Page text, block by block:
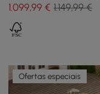
1.099,99 € 1.149,99 €
Ofertas especiais